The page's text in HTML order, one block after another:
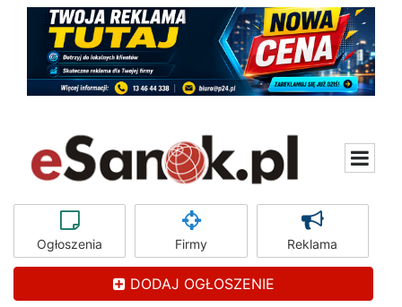
Ogłoszenia Firmy Reklama
DODAJ OGŁOSZENIE